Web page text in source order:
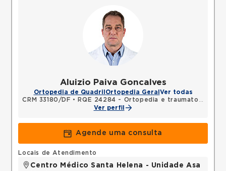
Aluizio Paiva Goncalves
Ortopedia de Quadril Ortopedia Geral Ver todas
CRM 33180/DF •
RQE 24284 - Ortopedia e traumatologia
Ver perfil
Agende uma consulta
Locais de Atendimento
Centro Médico Santa Helena - Unidade Asa